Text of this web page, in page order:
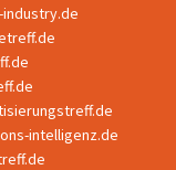
industry.de
intelligenz.de